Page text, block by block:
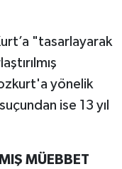
"tasarlayarak
yönelik
ise 13 yıl
MÜEBBET